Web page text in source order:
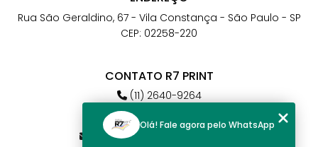
Rua São Geraldino, 67 - Vila Constança - São Paulo - SP
CEP: 02258-220
CONTATO R7 PRINT
(11) 2640-9264
(11) 98784-6664
atendimento@r7print.com.br
Olá! Fale agora pelo WhatsApp